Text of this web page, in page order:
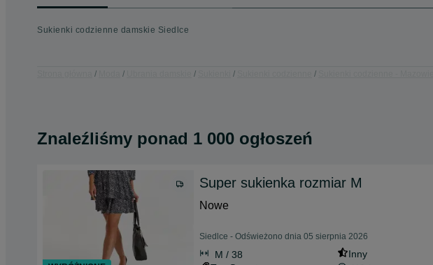
Sukienki codzienne damskie Siedlce
Znaleźliśmy ponad 1 000 ogłoszeń
Super sukienka rozmiar M
Nowe
Siedlce - Odświeżono dnia 05 sierpnia 2026
M / 38
Inny